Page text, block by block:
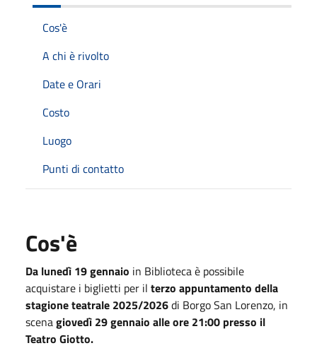
Cos'è
A chi è rivolto
Date e Orari
Costo
Luogo
Punti di contatto
Cos'è
Da lunedì 19 gennaio in Biblioteca è possibile
acquistare i biglietti per il terzo appuntamento della
stagione teatrale 2025/2026di Borgo San Lorenzo, in
scenagiovedì 29 gennaio alle ore 21:00 presso il
Teatro Giotto.